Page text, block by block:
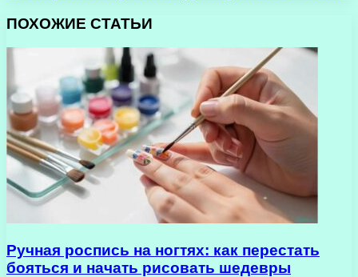
ПОХОЖИЕ СТАТЬИ
Ручная роспись на ногтях: как перестать
бояться и начать рисовать шедевры